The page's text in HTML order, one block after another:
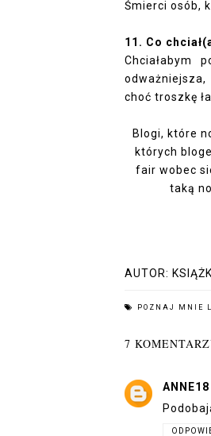
Śmierci osób,
11. Co
Chciałabym
odważniejsza,
choć troszkę
Blogi, które
których
fair wobec
taką
AUTOR:
POZNAJ MNIE
7
ANNE18